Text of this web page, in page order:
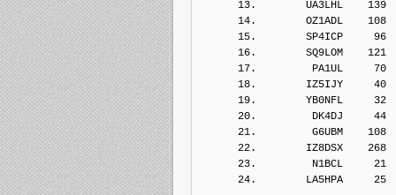
13.        UA3LHL    139
14.        OZ1ADL    108
15.        SP4ICP     96
16.        SQ9LOM    121
17.         PA1UL     70
18.        IZ5IJY     40
19.        YB0NFL     32
20.         DK4DJ     44
21.         G6UBM    108
22.        IZ8DSX    268
23.         N1BCL     21
24.        LA5HPA     25